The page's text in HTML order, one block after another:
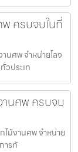
ครบจบในที่
นศพ จำหน่ายโลง
วประเท
านศพ ครบจบ
ไม้งานศพ จำหน่าย
ารทั